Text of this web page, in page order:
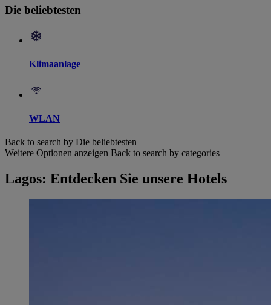
Die beliebtesten
Klimaanlage
WLAN
Back to search by Die beliebtesten
Weitere Optionen anzeigen Back to search by categories
Lagos: Entdecken Sie unsere Hotels